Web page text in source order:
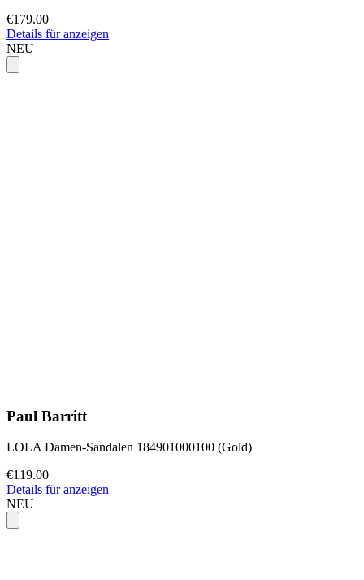
€179.00
Details für anzeigen
NEU
Paul Barritt
LOLA Damen-Sandalen 184901000100 (Gold)
€119.00
Details für anzeigen
NEU